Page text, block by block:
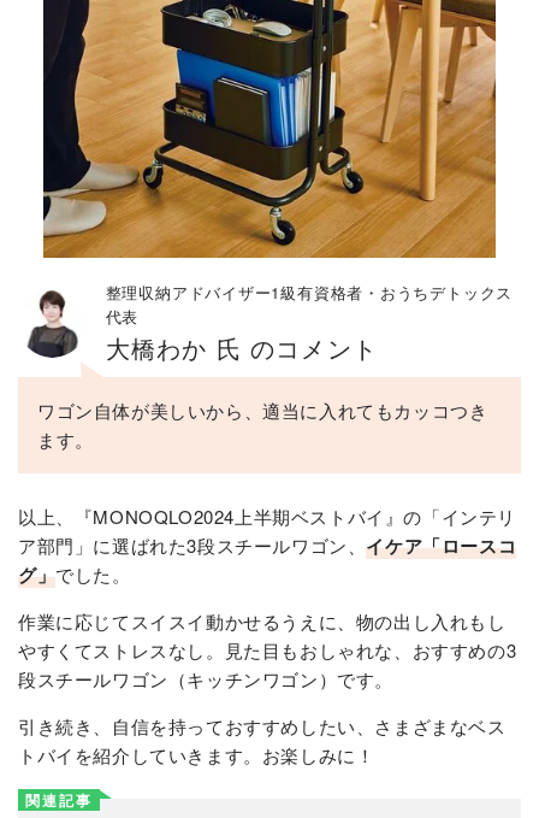
整理収納アドバイザー1級有資格者・おうちデトックス
代表
大橋わか 氏 のコメント
ワゴン自体が美しいから、適当に入れてもカッコつき
ます。
以上、『MONOQLO2024上半期ベストバイ』の「インテリ
ア部門」に選ばれた3段スチールワゴン、イケア「ロースコ
グ」でした。
作業に応じてスイスイ動かせるうえに、物の出し入れもし
やすくてストレスなし。見た目もおしゃれな、おすすめの3
段スチールワゴン（キッチンワゴン）です。
引き続き、自信を持っておすすめしたい、さまざまなベス
トバイを紹介していきます。お楽しみに！
関連記事